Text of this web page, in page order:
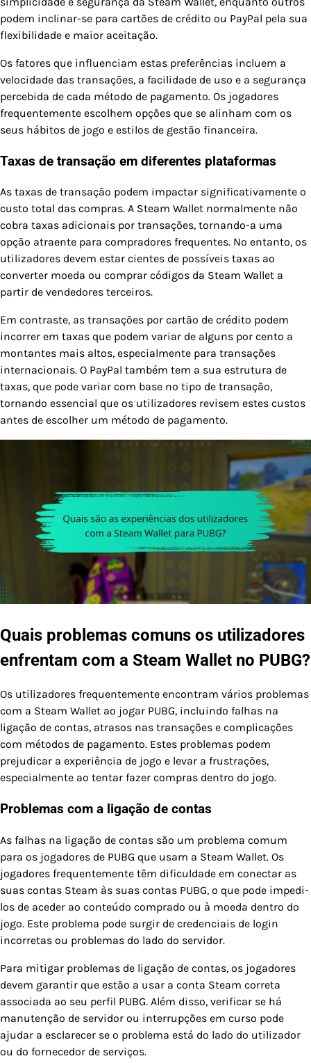
podem inclinar-se para cartões de crédito ou PayPal pela sua
flexibilidade e maior aceitação.
Os fatores que influenciam estas preferências incluem a
velocidade das transações, a facilidade de uso e a segurança
percebida de cada método de pagamento. Os jogadores
frequentemente escolhem opções que se alinham com os
seus hábitos de jogo e estilos de gestão financeira.
Taxas de transação em diferentes plataformas
As taxas de transação podem impactar significativamente o
custo total das compras. A Steam Wallet normalmente não
cobra taxas adicionais por transações, tornando-a uma
opção atraente para compradores frequentes. No entanto, os
utilizadores devem estar cientes de possíveis taxas ao
converter moeda ou comprar códigos da Steam Wallet a
partir de vendedores terceiros.
Em contraste, as transações por cartão de crédito podem
incorrer em taxas que podem variar de alguns por cento a
montantes mais altos, especialmente para transações
internacionais. O PayPal também tem a sua estrutura de
taxas, que pode variar com base no tipo de transação,
tornando essencial que os utilizadores revisem estes custos
antes de escolher um método de pagamento.
Quais problemas comuns os utilizadores
enfrentam com a Steam Wallet no PUBG?
Os utilizadores frequentemente encontram vários problemas
com a Steam Wallet ao jogar PUBG, incluindo falhas na
ligação de contas, atrasos nas transações e complicações
com métodos de pagamento. Estes problemas podem
prejudicar a experiência de jogo e levar a frustrações,
especialmente ao tentar fazer compras dentro do jogo.
Problemas com a ligação de contas
As falhas na ligação de contas são um problema comum
para os jogadores de PUBG que usam a Steam Wallet. Os
jogadores frequentemente têm dificuldade em conectar as
suas contas Steam às suas contas PUBG, o que pode impedi-
los de aceder ao conteúdo comprado ou à moeda dentro do
jogo. Este problema pode surgir de credenciais de login
incorretas ou problemas do lado do servidor.
Para mitigar problemas de ligação de contas, os jogadores
devem garantir que estão a usar a conta Steam correta
associada ao seu perfil PUBG. Além disso, verificar se há
manutenção de servidor ou interrupções em curso pode
ajudar a esclarecer se o problema está do lado do utilizador
ou do fornecedor de serviços.